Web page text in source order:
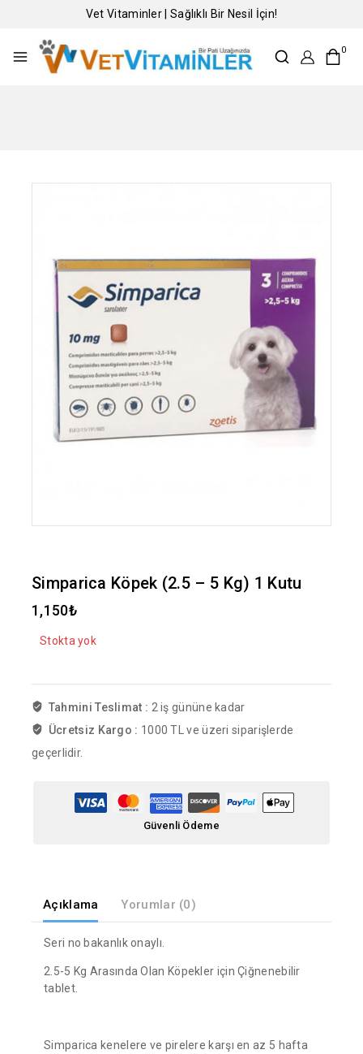
Vet Vitaminler | Sağlıklı Bir Nesil İçin!
0
Simparica Köpek (2.5 – 5 Kg) 1 Kutu
1,150₺
Stokta yok
Tahmini Teslimat : 2 iş gününe kadar
Ücretsiz Kargo : 1000 TL ve üzeri siparişlerde
geçerlidir.
Güvenli Ödeme
Açıklama Yorumlar (0)
Seri no bakanlık onaylı.
2.5-5 Kg Arasında Olan Köpekler için Çiğnenebilir
tablet.
Simparica kenelere ve pirelere karşı en az 5 hafta